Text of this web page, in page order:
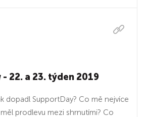
- 22. a 23. týden 2019
dopadl SupportDay? Co mě nejvíce
prodlevu mezi shrnutími? Co